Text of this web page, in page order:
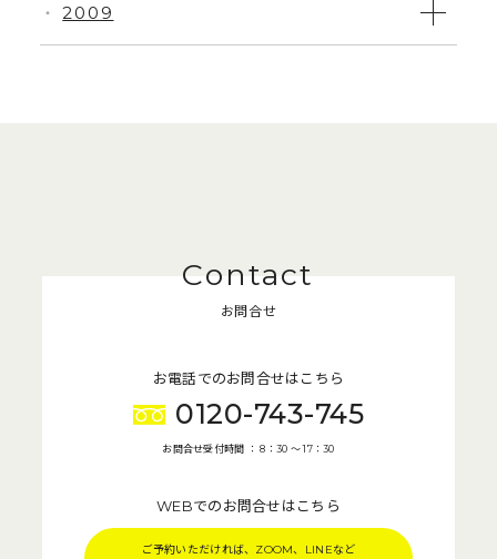
・ 2009
お問合せ
お電話でのお問合せはこちら
0120-743-745
お問合せ受付時間 ： 8：30 〜 17：30
WEBでのお問合せはこちら
ご予約いただければ、ZOOM、LINEなど